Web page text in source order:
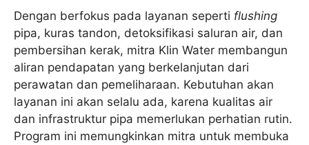
Dengan berfokus pada layanan seperti flushing
pipa, kuras tandon, detoksifikasi saluran air, dan
pembersihan kerak, mitra Klin Water membangun
aliran pendapatan yang berkelanjutan dari
perawatan dan pemeliharaan. Kebutuhan akan
layanan ini akan selalu ada, karena kualitas air
dan infrastruktur pipa memerlukan perhatian rutin.
Program ini memungkinkan mitra untuk membuka